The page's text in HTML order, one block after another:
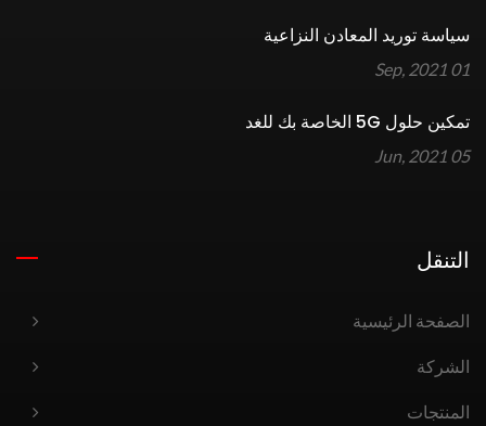
سياسة توريد المعادن النزاعية
01 Sep, 2021
تمكين حلول 5G الخاصة بك للغد
05 Jun, 2021
التنقل
الصفحة الرئيسية
الشركة
المنتجات